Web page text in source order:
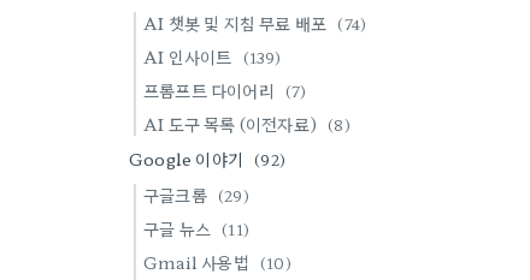
AI 챗봇 및 지침 무료 배포 (74)
AI 인사이트 (139)
프롬프트 다이어리 (7)
AI 도구 목록 (이전자료) (8)
Google 이야기 (92)
구글크롬 (29)
구글 뉴스 (11)
Gmail 사용법 (10)